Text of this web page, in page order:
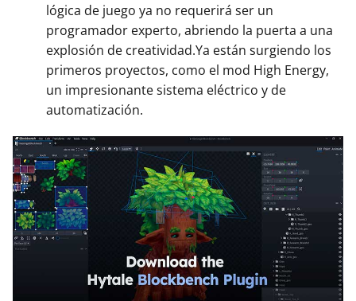
lógica de juego ya no requerirá ser un
programador experto, abriendo la puerta a una
explosión de creatividad.Ya están surgiendo los
primeros proyectos, como el mod High Energy,
un impresionante sistema eléctrico y de
automatización.